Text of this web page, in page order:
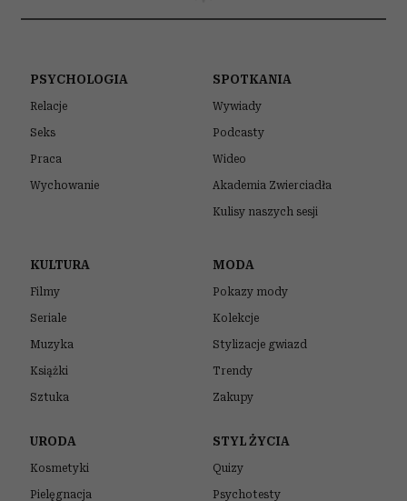
PSYCHOLOGIA
Relacje
Seks
Praca
Wychowanie
SPOTKANIA
Wywiady
Podcasty
Wideo
Akademia Zwierciadła
Kulisy naszych sesji
KULTURA
Filmy
Seriale
Muzyka
Książki
Sztuka
MODA
Pokazy mody
Kolekcje
Stylizacje gwiazd
Trendy
Zakupy
URODA
Kosmetyki
Pielęgnacja
STYL ŻYCIA
Quizy
Psychotesty